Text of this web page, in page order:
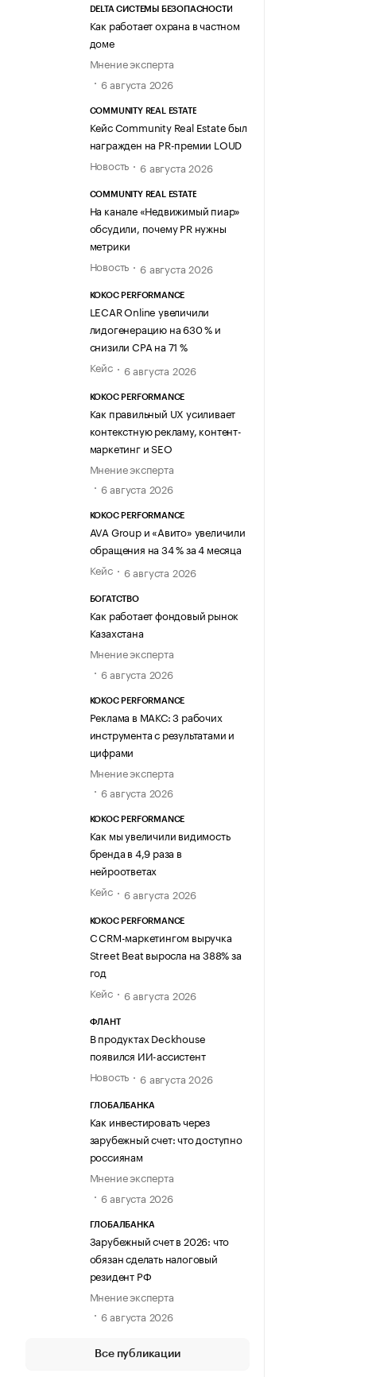
DELTA СИСТЕМЫ БЕЗОПАСНОСТИ
Как работает охрана в частном
доме
Мнение эксперта
6 августа 2026
COMMUNITY REAL ESTATE
Кейс Community Real Estate был
награжден на PR-премии LOUD
Новость
6 августа 2026
COMMUNITY REAL ESTATE
На канале «Недвижимый пиар»
обсудили, почему PR нужны
метрики
Новость
6 августа 2026
KOKOC PERFORMANCE
LECAR Online увеличили
лидогенерацию на 630 % и
снизили CPA на 71 %
Кейс
6 августа 2026
KOKOC PERFORMANCE
Как правильный UX усиливает
контекстную рекламу, контент-
маркетинг и SEO
Мнение эксперта
6 августа 2026
KOKOC PERFORMANCE
AVA Group и «Авито» увеличили
обращения на 34 % за 4 месяца
Кейс
6 августа 2026
БОГАТСТВО
Как работает фондовый рынок
Казахстана
Мнение эксперта
6 августа 2026
KOKOC PERFORMANCE
Реклама в МАКС: 3 рабочих
инструмента с результатами и
цифрами
Мнение эксперта
6 августа 2026
KOKOC PERFORMANCE
Как мы увеличили видимость
бренда в 4,9 раза в
нейроответах
Кейс
6 августа 2026
KOKOC PERFORMANCE
С CRM-маркетингом выручка
Street Beat выросла на 388% за
год
Кейс
6 августа 2026
ФЛАНТ
В продуктах Deckhouse
появился ИИ-ассистент
Новость
6 августа 2026
ГЛОБАЛБАНКА
Как инвестировать через
зарубежный счет: что доступно
россиянам
Мнение эксперта
6 августа 2026
ГЛОБАЛБАНКА
Зарубежный счет в 2026: что
обязан сделать налоговый
резидент РФ
Мнение эксперта
6 августа 2026
Все публикации